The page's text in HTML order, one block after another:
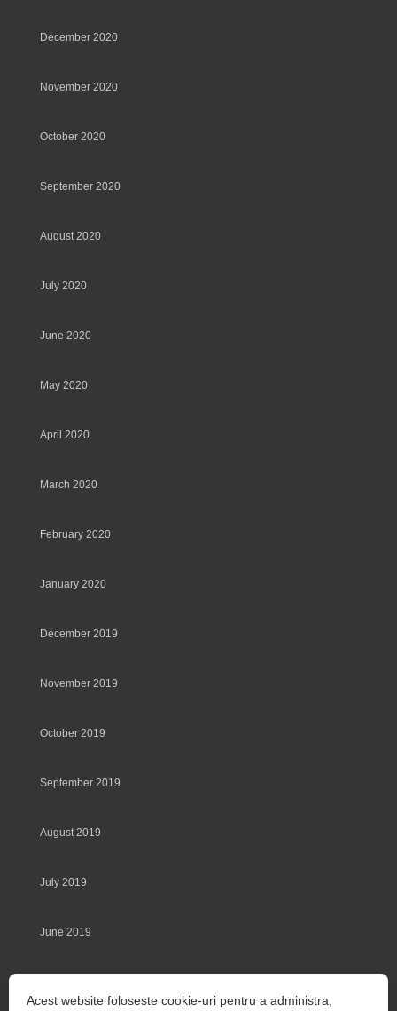
Acest website foloseste cookie-uri pentru a administra,
December 2020
November 2020
October 2020
September 2020
August 2020
July 2020
June 2020
May 2020
April 2020
March 2020
February 2020
January 2020
December 2019
November 2019
October 2019
September 2019
August 2019
July 2019
June 2019